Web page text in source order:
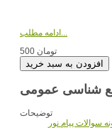
ادامه مطلب...
500 تومان
شناسی عمومی
توضیحات
سوالات پیام نور